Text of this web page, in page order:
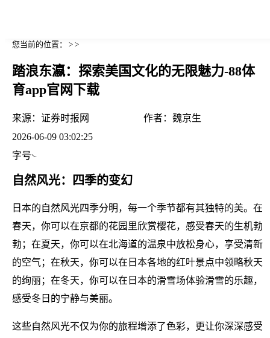
您当前的位置： > >
踏浪东瀛：探索美国文化的无限魅力-88体
育app官网下载
来源： 证券时报网 作者： 魏京生
2026-06-09 03:02:25
字号
自然风光：四季的变幻
日本的自然风光四季分明，每一个季节都有其独特的美。在
春天，你可以在京都的花园里欣赏樱花，感受春天的生机勃
勃；在夏天，你可以在北海道的温泉中放松身心，享受清新
的空气；在秋天，你可以在日本各地的红叶景点中领略秋天
的绚丽；在冬天，你可以在日本的滑雪场体验滑雪的乐趣，
感受冬日的宁静与美丽。
这些自然风光不仅为你的旅程增添了色彩，更让你深深感受